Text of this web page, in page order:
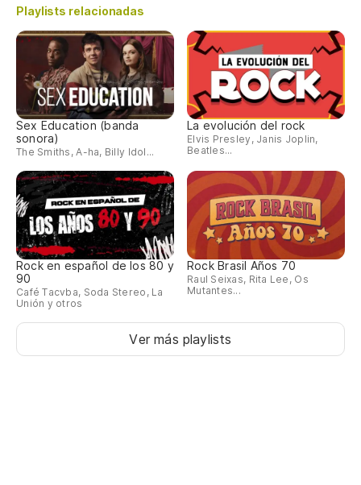
Playlists relacionadas
Sex Education (banda
sonora)
The Smiths, A-ha, Billy Idol...
La evolución del rock
Elvis Presley, Janis Joplin,
Beatles...
Rock en español de los 80 y
90
Café Tacvba, Soda Stereo, La
Unión y otros
Rock Brasil Años 70
Raul Seixas, Rita Lee, Os
Mutantes...
Ver más playlists